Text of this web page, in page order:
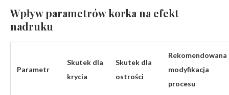
Wpływ parametrów korka na efekt
nadruku
Parametr
Skutek dla
krycia
Skutek dla
ostrości
Rekomendowana
modyfikacja
procesu